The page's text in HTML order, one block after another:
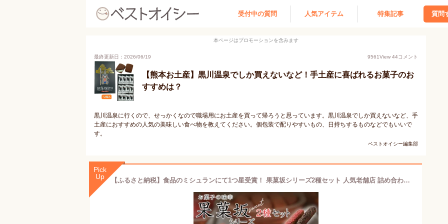
受付中の質問 人気アイテム 特集記事 質問
本ページはプロモーションを含みます
最終更新日：2026/06/19 9561View 44コメント
【熊本お土産】黒川温泉でしか買えないなど！手土産に喜ばれるお菓子のお
すすめは？
黒川温泉に行くので、せっかくなので職場用にお土産を買って帰ろうと思っています。黒川温泉でしか買えないなど、手
土産におすすめの人気の美味しい食べ物を教えてください。個包装で配りやすいもの、日持ちするものなどでもいいで
す。
ベストオイシー編集部
Pick
Up
【ふるさと納税】食品のミシュランにて1つ星受賞！ 果菓坂シリーズ2種セット 人気老舗店 詰め合わせ 菓子 果菓坂ショコラ セット 冷蔵 食品のミシュランガイド 一つ星 スイーツ お菓子 ギフト おすすめ 人気 手土産 お土産 お取り寄せ 贈り物 お年賀 お歳暮 熊本県阿蘇市